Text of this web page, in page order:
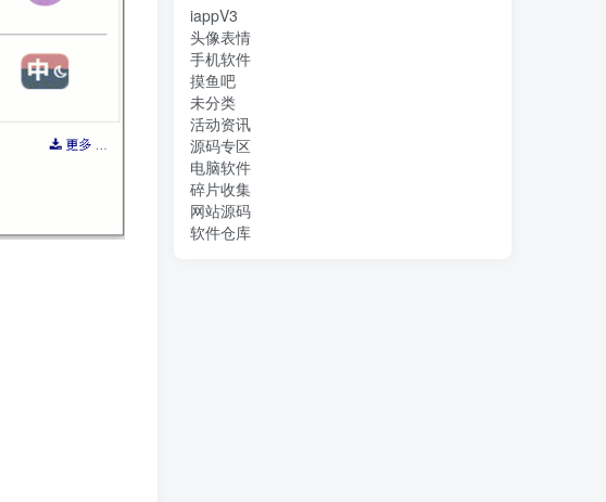
iappV3
头像表情
手机软件
摸鱼吧
未分类
活动资讯
源码专区
电脑软件
碎片收集
网站源码
软件仓库